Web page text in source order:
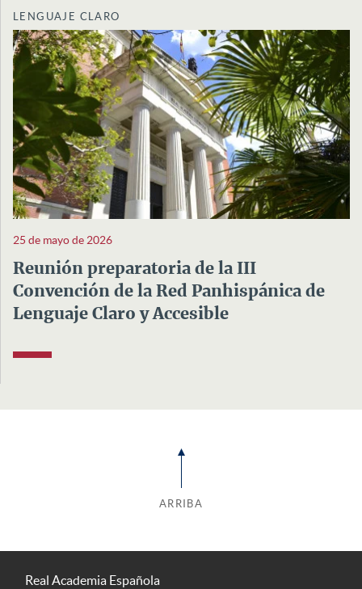
LENGUAJE CLARO
25 de mayo de 2026
Reunión preparatoria de la III
Convención de la Red Panhispánica de
Lenguaje Claro y Accesible
ARRIBA
Real Academia Española